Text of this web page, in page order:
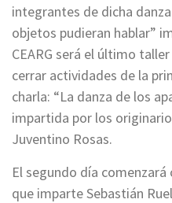
integrantes de dicha
objetos pudieran hablar”
CEARG será el último
cerrar actividades de la
charla: “La danza de los
impartida por los
Juventino Rosas.
El segundo día
que imparte Sebastián